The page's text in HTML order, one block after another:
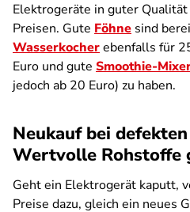
Elektrogeräte in guter
Preisen. Gute Föhne sind
Wasserkocherebenfalls für
Euro und gute Smoothie-
jedoch ab 20 Euro) zu haben.
Neukauf bei
Wertvolle Rohstoffe
Geht ein Elektrogerät kaputt,
Preise dazu, gleich ein neues